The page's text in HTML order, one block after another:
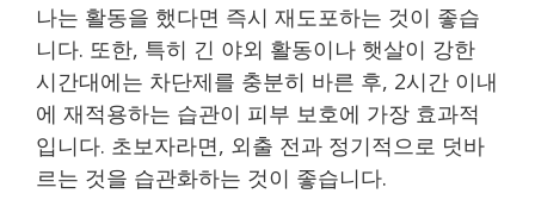
나는 활동을 했다면 즉시 재도포하는 것이 좋습
니다. 또한, 특히 긴 야외 활동이나 햇살이 강한
시간대에는 차단제를 충분히 바른 후, 2시간 이내
에 재적용하는 습관이 피부 보호에 가장 효과적
입니다. 초보자라면, 외출 전과 정기적으로 덧바
르는 것을 습관화하는 것이 좋습니다.